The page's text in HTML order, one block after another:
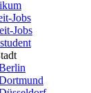
Jobs
Jobs